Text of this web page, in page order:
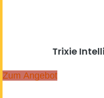
Trixie
Zum Angebot